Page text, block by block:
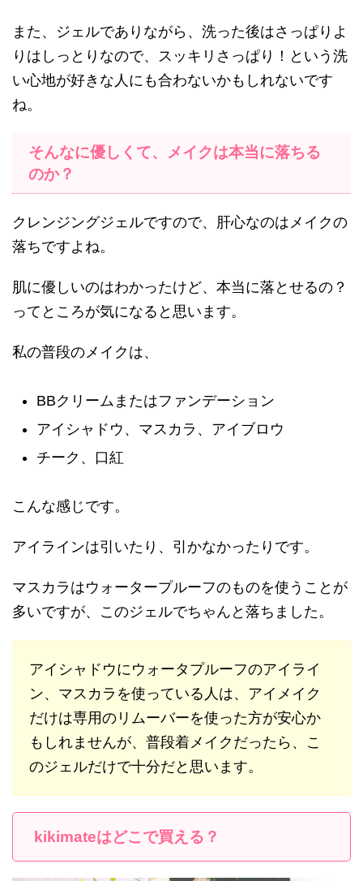
また、ジェルでありながら、洗った後はさっぱりよ
りはしっとりなので、スッキリさっぱり！という洗
い心地が好きな人にも合わないかもしれないです
ね。
そんなに優しくて、メイクは本当に落ちる
のか？
クレンジングジェルですので、肝心なのはメイクの
落ちですよね。
肌に優しいのはわかったけど、本当に落とせるの？
ってところが気になると思います。
私の普段のメイクは、
BBクリームまたはファンデーション
アイシャドウ、マスカラ、アイブロウ
チーク、口紅
こんな感じです。
アイラインは引いたり、引かなかったりです。
マスカラはウォータープルーフのものを使うことが
多いですが、このジェルでちゃんと落ちました。
アイシャドウにウォータプルーフのアイライ
ン、マスカラを使っている人は、アイメイク
だけは専用のリムーバーを使った方が安心か
もしれませんが、普段着メイクだったら、こ
のジェルだけで十分だと思います。
kikimateはどこで買える？